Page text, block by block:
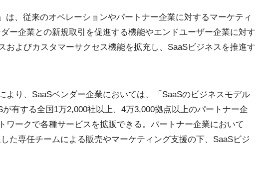
は、従来のオペレーションやパートナー企業に対するマーケティ
ー企業との新規取引を促進する機能やエンドユーザー企業に対す
およびカスタマーサクセス機能を拡充し、SaaSビジネスを推進す
より、SaaSベンダー企業においては、「SaaSのビジネスモデル
有する全国1万2,000社以上、4万3,000拠点以上のパートナー企
ワークで各種サービスを拡販できる。パートナー企業において
た専任チームによる販売やマーケティング支援の下、SaaSビジ